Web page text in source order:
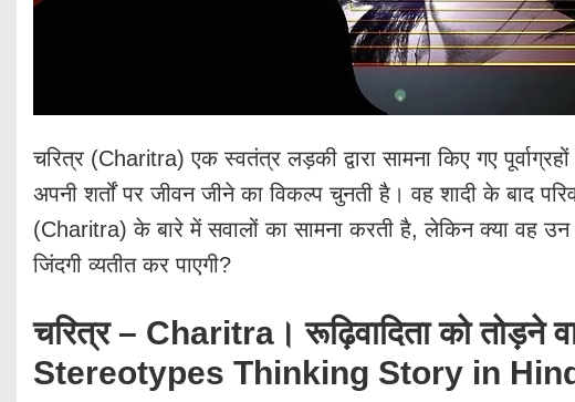
चरित्र (Charitra) एक स्वतंत्र लड़की द्वारा सामना किए गए
अपनी शर्तों पर जीवन जीने का विकल्प चुनती है। वह शादी के बाद
(Charitra) के बारे में सवालों का सामना करती है, लेकिन क्या वह
जिंदगी व्यतीत कर पाएगी?
चरित्र – Charitra। रूढ़िवादिता को तोड़ने
Stereotypes Thinking Story in